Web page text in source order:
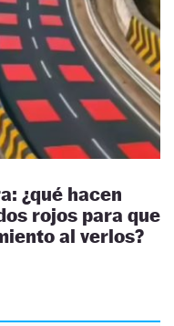
¿qué hacen
rojos para que
al verlos?